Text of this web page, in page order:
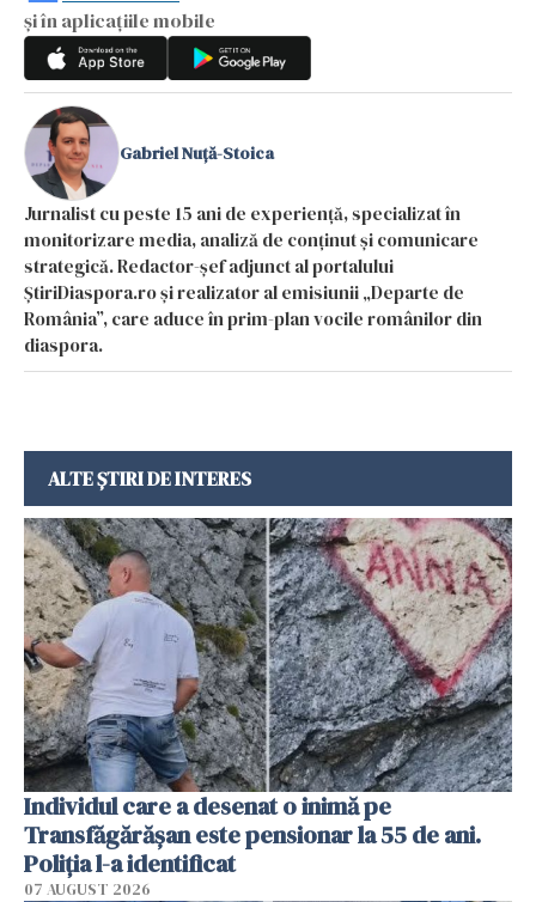
și în aplicațiile mobile
Gabriel Nuță-Stoica
Jurnalist cu peste 15 ani de experiență, specializat în
monitorizare media, analiză de conținut și comunicare
strategică. Redactor-șef adjunct al portalului
ȘtiriDiaspora.ro și realizator al emisiunii „Departe de
România”, care aduce în prim-plan vocile românilor din
diaspora.
ALTE ȘTIRI DE INTERES
Individul care a desenat o inimă pe
Transfăgărășan este pensionar la 55 de ani.
Poliția l-a identificat
07 AUGUST 2026